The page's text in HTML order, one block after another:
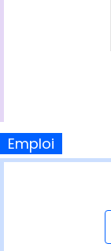
Emploi